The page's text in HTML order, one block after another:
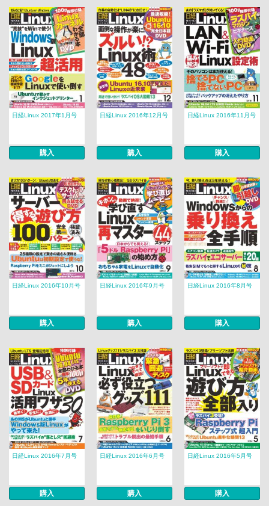
日経Linux 2017年1月号
購入
日経Linux 2016年12月号
購入
日経Linux 2016年11月号
購入
日経Linux 2016年10月号
購入
日経Linux 2016年9月号
購入
日経Linux 2016年8月号
購入
日経Linux 2016年7月号
購入
日経Linux 2016年6月号
購入
日経Linux 2016年5月号
購入